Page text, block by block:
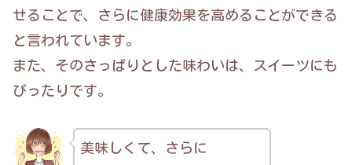
せることで、さらに健康効果を高めることができる
と言われています。
また、そのさっぱりとした味わいは、スイーツにも
ぴったりです。
美味しくて、さらに